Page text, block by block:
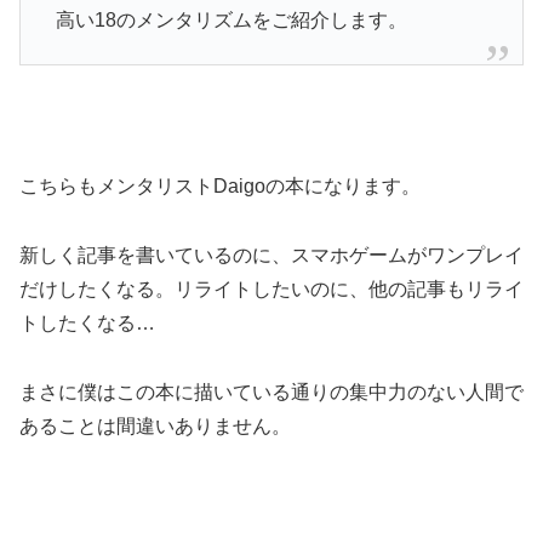
高い18のメンタリズムをご紹介します。
こちらもメンタリストDaigoの本になります。
新しく記事を書いているのに、スマホゲームがワンプレイ
だけしたくなる。リライトしたいのに、他の記事もリライ
トしたくなる…
まさに僕はこの本に描いている通りの集中力のない人間で
あることは間違いありません。